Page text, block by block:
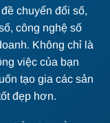
chuyển đổi số,
công nghệ số
Không chỉ là
việc của bạn
tạo gia các sản
đẹp hơn.